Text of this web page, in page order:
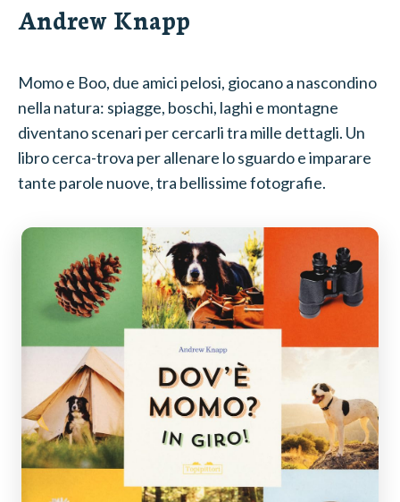
Andrew Knapp
Momo e Boo, due amici pelosi, giocano a nascondino
nella natura: spiagge, boschi, laghi e montagne
diventano scenari per cercarli tra mille dettagli. Un
libro cerca-trova per allenare lo sguardo e imparare
tante parole nuove, tra bellissime fotografie.